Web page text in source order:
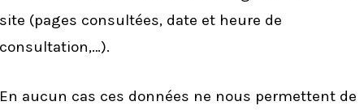
(pages consultées, date et heure de
aucun cas ces données ne nous permettent de